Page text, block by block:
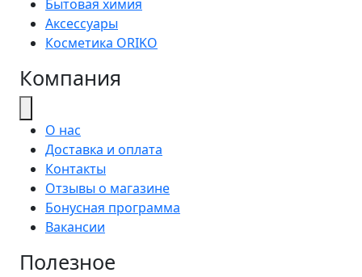
Бытовая химия
Аксессуары
Косметика ORIKO
Компания
О нас
Доставка и оплата
Контакты
Отзывы о магазине
Бонусная программа
Вакансии
Полезное